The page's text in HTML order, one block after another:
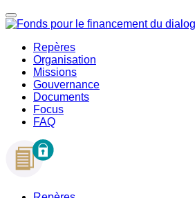
Repères
Organisation
Missions
Gouvernance
Documents
Focus
FAQ